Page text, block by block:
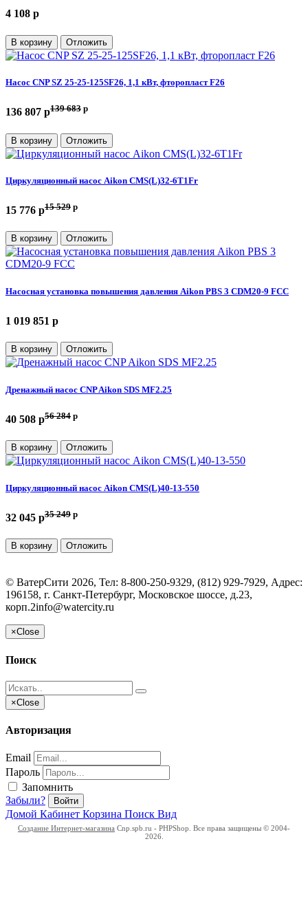
4 108 p
В корзину Отложить
Насос CNP SZ 25-25-125SF26, 1,1 кВт, фторопласт F26
136 807 p139 683 p
В корзину Отложить
Циркуляционный насос Aikon CMS(L)32-6T1Fr
15 776 p15 529 p
В корзину Отложить
Насосная установка повышения давления Aikon PBS 3 CDM20-9 FCC
1 019 851 p
В корзину Отложить
Дренажный насос CNP Aikon SDS MF2.25
40 508 p56 284 p
В корзину Отложить
Циркуляционный насос Aikon CMS(L)40-13-550
32 045 p35 249 p
В корзину Отложить
© ВатерСити 2026, Тел: 8-800-250-9329, (812) 929-7929, Адрес:
196158, г. Санкт-Петербург, Московское шоссе, д.23,
корп.2info@watercity.ru
×Close
Поиск
×Close
Авторизация
Email
Пароль
Запомнить
Забыли?
Войти
Домой Кабинет Корзина Поиск Вид
Создание Интернет-магазина Cnp.spb.ru - PHPShop. Все права защищены © 2004-
2026.